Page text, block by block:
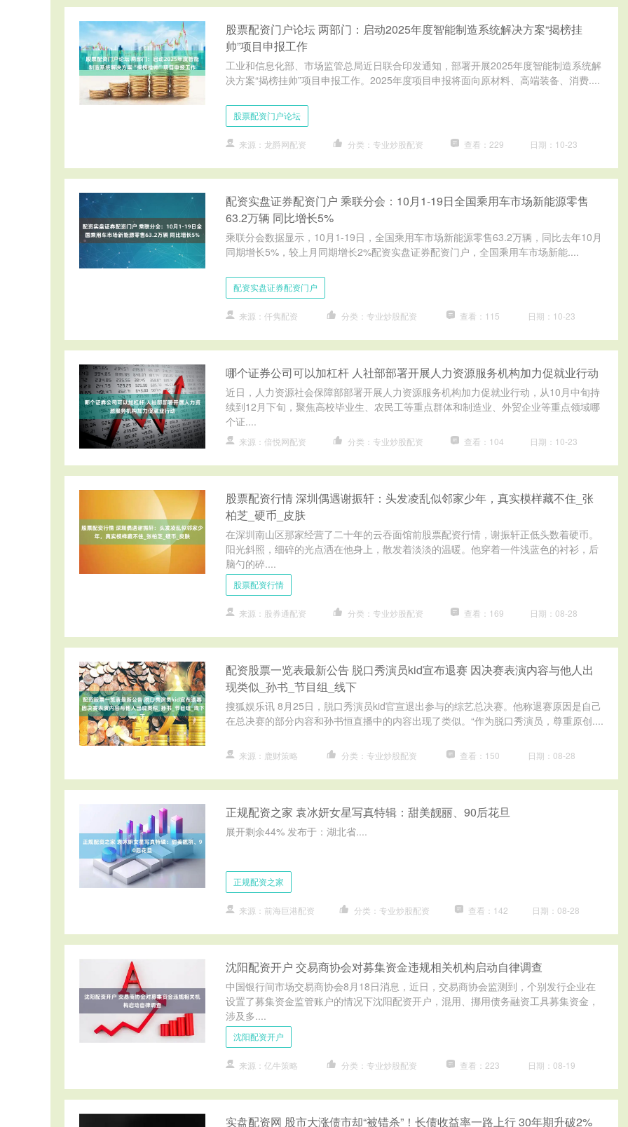
股票配资门户论坛 两部门：启动2025年度智能制造系统解决方案“揭榜挂
帅”项目申报工作
工业和信息化部、市场监管总局近日联合印发通知，部署开展2025年度智能制造系统解
决方案“揭榜挂帅”项目申报工作。2025年度项目申报将面向原材料、高端装备、消费....
股票配资门户论坛
来源：龙爵网配资 分类：专业炒股配资 查看：229 日期：10-23
配资实盘证券配资门户 乘联分会：10月1-19日全国乘用车市场新能源零售
63.2万辆 同比增长5%
乘联分会数据显示，10月1-19日，全国乘用车市场新能源零售63.2万辆，同比去年10月
同期增长5%，较上月同期增长2%配资实盘证券配资门户，全国乘用车市场新能....
配资实盘证券配资门户
来源：仟隽配资 分类：专业炒股配资 查看：115 日期：10-23
哪个证券公司可以加杠杆 人社部部署开展人力资源服务机构加力促就业行动
近日，人力资源社会保障部部署开展人力资源服务机构加力促就业行动，从10月中旬持
续到12月下旬，聚焦高校毕业生、农民工等重点群体和制造业、外贸企业等重点领域哪
个证....
来源：倍悦网配资 分类：专业炒股配资 查看：104 日期：10-23
股票配资行情 深圳偶遇谢振轩：头发凌乱似邻家少年，真实模样藏不住_张
柏芝_硬币_皮肤
在深圳南山区那家经营了二十年的云吞面馆前股票配资行情，谢振轩正低头数着硬币。
阳光斜照，细碎的光点洒在他身上，散发着淡淡的温暖。他穿着一件浅蓝色的衬衫，后
脑勺的碎....
股票配资行情
来源：股券通配资 分类：专业炒股配资 查看：169 日期：08-28
配资股票一览表最新公告 脱口秀演员kid宣布退赛 因决赛表演内容与他人出
现类似_孙书_节目组_线下
搜狐娱乐讯 8月25日，脱口秀演员kid官宣退出参与的综艺总决赛。他称退赛原因是自己
在总决赛的部分内容和孙书恒直播中的内容出现了类似。“作为脱口秀演员，尊重原创....
来源：鹿财策略 分类：专业炒股配资 查看：150 日期：08-28
正规配资之家 袁冰妍女星写真特辑：甜美靓丽、90后花旦
展开剩余44% 发布于：湖北省....
正规配资之家
来源：前海巨港配资 分类：专业炒股配资 查看：142 日期：08-28
沈阳配资开户 交易商协会对募集资金违规相关机构启动自律调查
中国银行间市场交易商协会8月18日消息，近日，交易商协会监测到，个别发行企业在
设置了募集资金监管账户的情况下沈阳配资开户，混用、挪用债务融资工具募集资金，
涉及多....
沈阳配资开户
来源：亿牛策略 分类：专业炒股配资 查看：223 日期：08-19
实盘配资网 股市大涨债市却“被错杀”！长债收益率一路上行 30年期升破2%